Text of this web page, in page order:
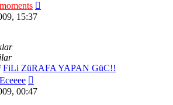
moments
15:37
FiLi ZüRAFA YAPAN GüC!!
Eceeee
mesajı
00:47